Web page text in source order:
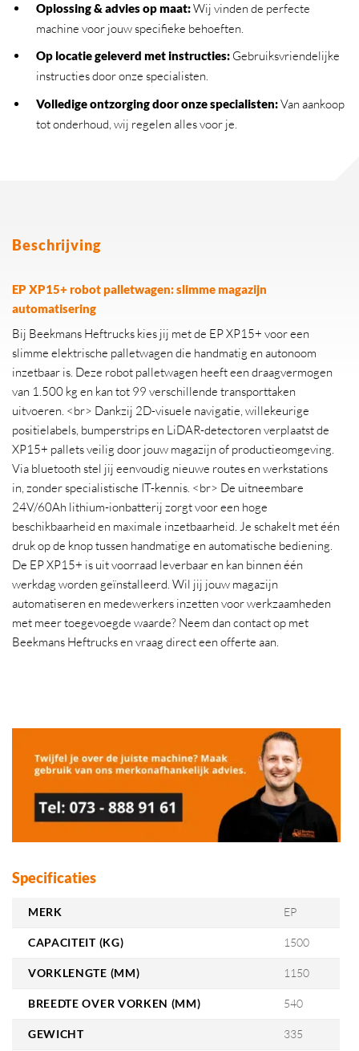
Oplossing & advies op maat:Wij vinden de perfecte
machine voor jouw specifieke behoeften.
Op locatie geleverd met instructies:Gebruiksvriendelijke
instructies door onze specialisten.
Volledige ontzorging door onze specialisten:Van aankoop
tot onderhoud, wij regelen alles voor je.
Beschrijving
EP XP15+ robot palletwagen: slimme magazijn
automatisering
Bij Beekmans Heftrucks kies jij met de EP XP15+ voor een
slimme elektrische palletwagen die handmatig en autonoom
inzetbaar is. Deze robot palletwagen heeft een draagvermogen
van 1.500 kg en kan tot 99 verschillende transporttaken
uitvoeren. <br> Dankzij 2D-visuele navigatie, willekeurige
positielabels, bumperstrips en LiDAR-detectoren verplaatst de
XP15+ pallets veilig door jouw magazijn of productieomgeving.
Via bluetooth stel jij eenvoudig nieuwe routes en werkstations
in, zonder specialistische IT-kennis. <br> De uitneembare
24V/60Ah lithium-ionbatterij zorgt voor een hoge
beschikbaarheid en maximale inzetbaarheid. Je schakelt met één
druk op de knop tussen handmatige en automatische bediening.
De EP XP15+ is uit voorraad leverbaar en kan binnen één
werkdag worden geïnstalleerd. Wil jij jouw magazijn
automatiseren en medewerkers inzetten voor werkzaamheden
met meer toegevoegde waarde? Neem dan contact op met
Beekmans Heftrucks en vraag direct een offerte aan.
Specificaties
MERK EP
CAPACITEIT (KG) 1500
VORKLENGTE (MM) 1150
BREEDTE OVER VORKEN (MM) 540
GEWICHT 335